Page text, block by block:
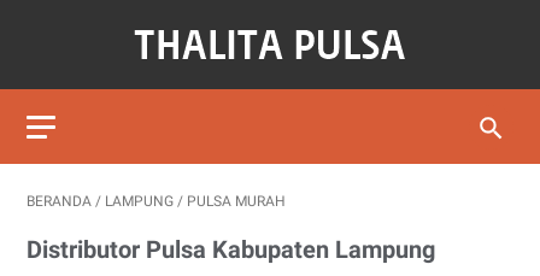
BERANDA / LAMPUNG / PULSA MURAH
Distributor Pulsa Kabupaten Lampung